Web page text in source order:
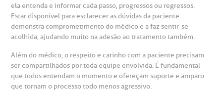
Clínica Medicina da Mulher
de Bioética
de Sangue
ela entenda e informar cada passo, progressos ou regressos.
Estar disponível para esclarecer as dúvidas da paciente
demonstra comprometimento do médico e a faz sentir-se
acolhida, ajudando muito na adesão ao tratamento também.
Além do médico, o respeito e carinho com a paciente precisam
ser compartilhados por toda equipe envolvida. É fundamental
que todos entendam o momento e ofereçam suporte e amparo
que tornam o processo todo menos agressivo.